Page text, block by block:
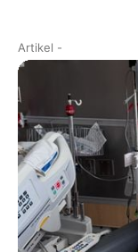
Artikel -